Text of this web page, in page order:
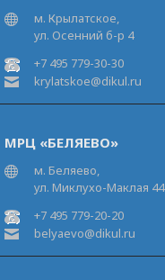
м. Крылатское,
ул. Осенний б-р 4
+7 495 779-30-30
krylatskoe@dikul.ru
МРЦ «БЕЛЯЕВО»
м. Беляево,
ул. Миклухо-Маклая 44
+7 495 779-20-20
belyaevo@dikul.ru